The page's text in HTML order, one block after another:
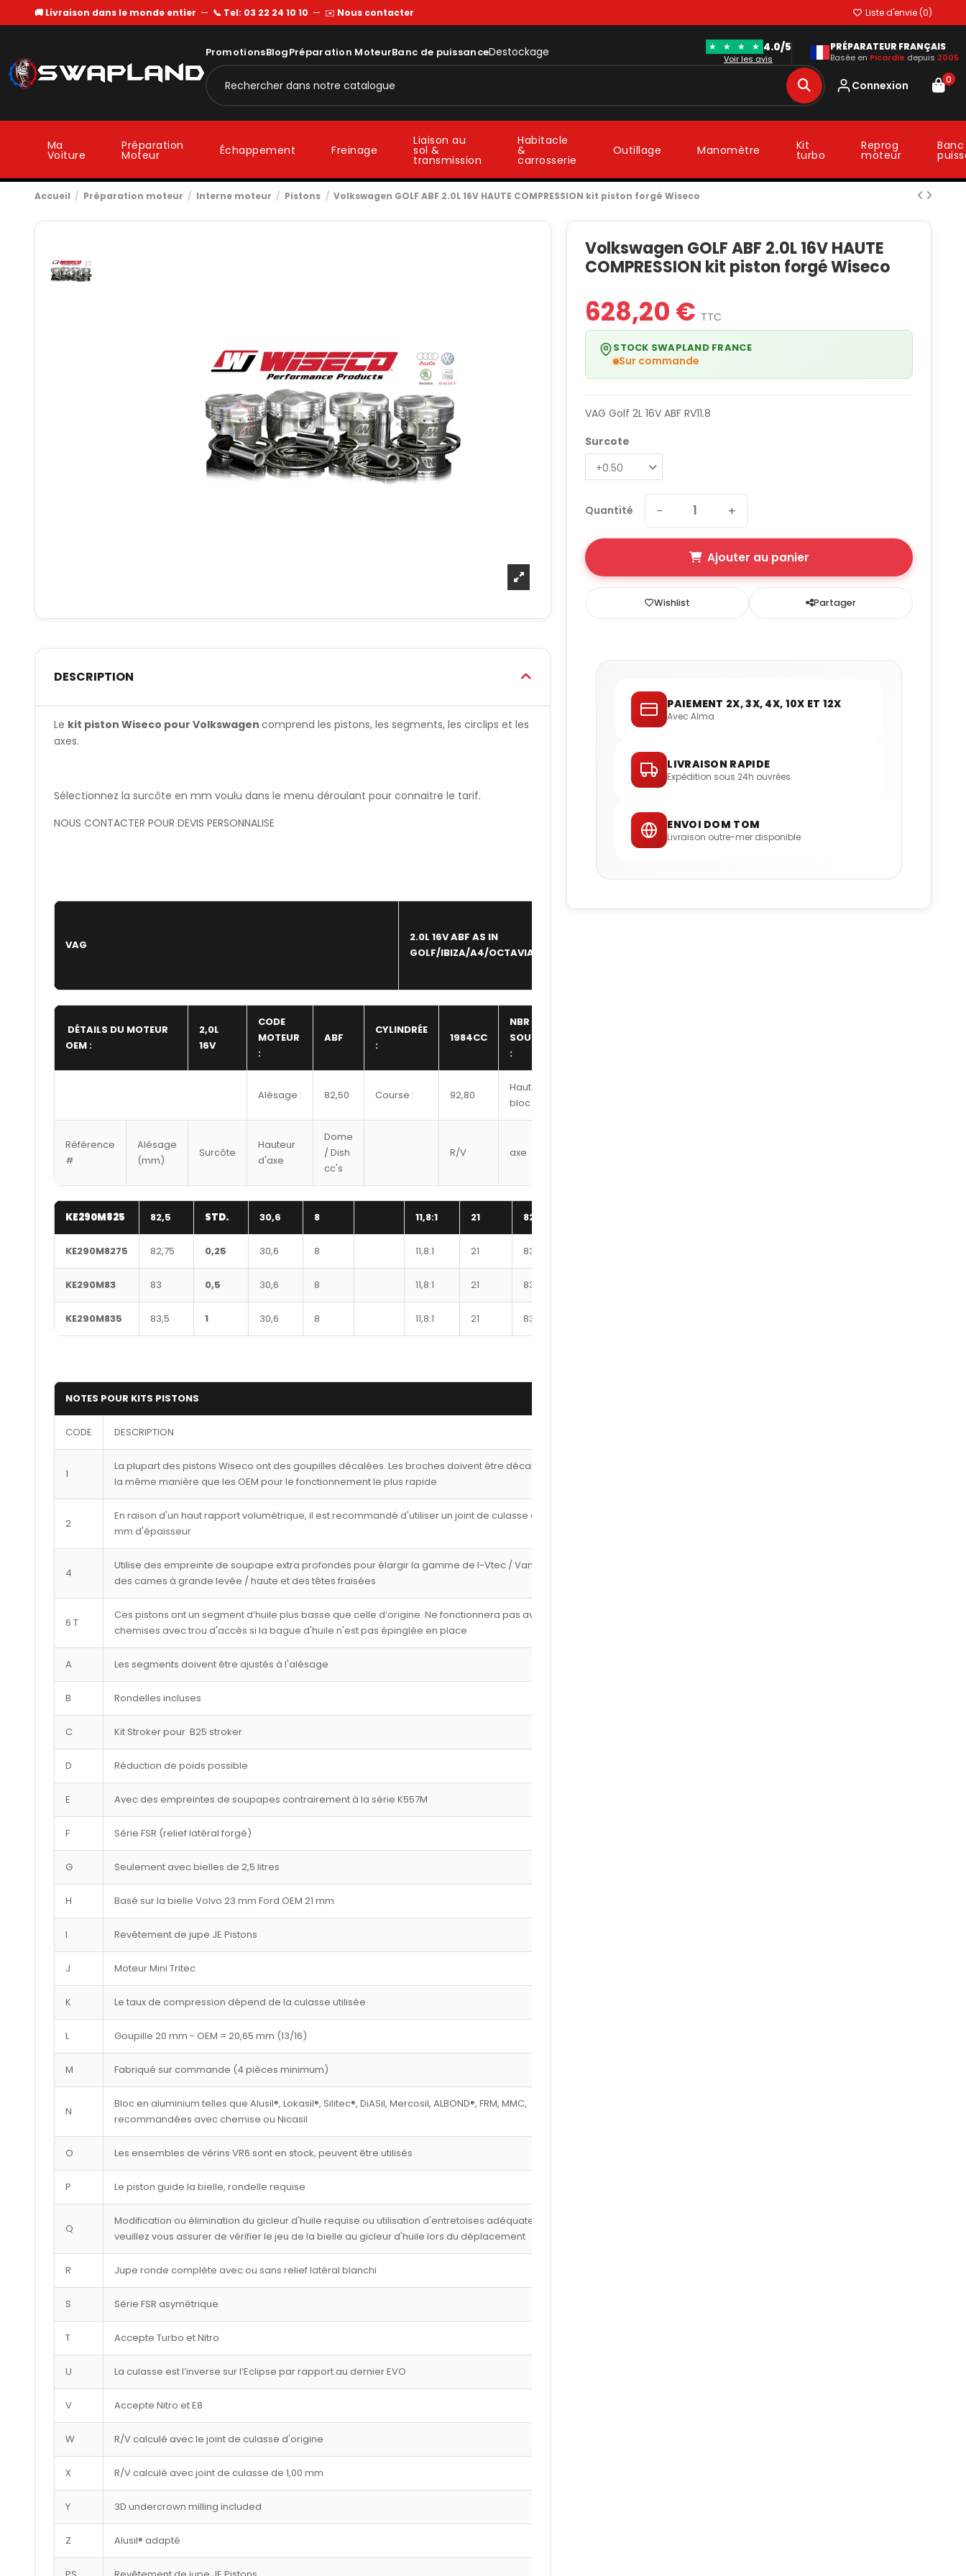
🚚 Livraison dans le monde entier — 📞 Tel: 03 22 24 10 10 — ✉️ Nous contacter Liste d'envie (0)
PromotionsBlogPréparation MoteurBanc de puissanceDestockage ★ ★ ★ ★ 4.0/5
Voir les avis
PRÉPARATEUR FRANÇAIS
Basée en Picardie depuis 2005
Connexion 0
Ma
Voiture
Préparation
Moteur Échappement Freinage
Liaison au
sol &
transmission
Habitacle
&
carrosserie
Outillage Manomètre Kit
turbo
Reprog
moteur
Accueil Préparation moteur Interne moteur Pistons Volkswagen GOLF ABF 2.0L 16V HAUTE COMPRESSION kit piston forgé Wiseco
DESCRIPTION
Le kit piston Wiseco pour Volkswagen comprend les pistons, les segments, les circlips et les
axes.
Sélectionnez la surcôte en mm voulu dans le menu déroulant pour connaitre le tarif.
NOUS CONTACTER POUR DEVIS PERSONNALISE
VAG
2.0L 16V ABF AS IN
GOLF/IBIZA/A4/OCTAVIA
DÉTAILS DU MOTEUR
OEM :
2,0L
16V
CODE
MOTEUR
:
ABF
CYLINDRÉE
:
1984CC
NBR
SOUPAPE
:
Alésage : 82,50 Course : 92,80
Hauteur
bloc :
Référence
#
Alésage
(mm)
Surcôte
Hauteur
d'axe
Dome
/ Dish
cc's
R/V axe
KE290M825 82,5 STD. 30,6 8 11,8:1 21 8250XX
KE290M8275 82,75 0,25 30,6 8 11,8:1 21 8300XX
KE290M83 83 0,5 30,6 8 11,8:1 21 8300XX
KE290M835 83,5 1 30,6 8 11,8:1 21 8350XX
NOTES POUR KITS PISTONS
CODE DESCRIPTION
1
La plupart des pistons Wiseco ont des goupilles décalées. Les broches doivent être décalées de
la même manière que les OEM pour le fonctionnement le plus rapide
2
En raison d'un haut rapport volumétrique, il est recommandé d'utiliser un joint de culasse de 1,00
mm d'épaisseur
4
Utilise des empreinte de soupape extra profondes pour élargir la gamme de I-Vtec / Vanos avec
des cames à grande levée / haute et des têtes fraisées
6 T
Ces pistons ont un segment d’huile plus basse que celle d’origine. Ne fonctionnera pas avec les
chemises avec trou d'accès si la bague d'huile n'est pas épinglée en place
A Les segments doivent être ajustés à l'alésage
B Rondelles incluses
C Kit Stroker pour B25 stroker
D Réduction de poids possible
E Avec des empreintes de soupapes contrairement à la série K557M
F Série FSR (relief latéral forgé)
G Seulement avec bielles de 2,5 litres
H Basé sur la bielle Volvo 23 mm Ford OEM 21 mm
I Revêtement de jupe JE Pistons
J Moteur Mini Tritec
K Le taux de compression dépend de la culasse utilisée
L Goupille 20 mm - OEM = 20,65 mm (13/16)
M Fabriqué sur commande (4 pièces minimum)
N
Bloc en aluminium telles que Alusil®, Lokasil®, Silitec®, DiASil, Mercosil, ALBOND®, FRM, MMC,
recommandées avec chemise ou Nicasil
O Les ensembles de vérins VR6 sont en stock, peuvent être utilisés
P Le piston guide la bielle, rondelle requise
Q
Modification ou élimination du gicleur d'huile requise ou utilisation d'entretoises adéquates,
veuillez vous assurer de vérifier le jeu de la bielle au gicleur d'huile lors du déplacement
R Jupe ronde complète avec ou sans relief latéral blanchi
S Série FSR asymétrique
T Accepte Turbo et Nitro
U La culasse est l’inverse sur l’Eclipse par rapport au dernier EVO
V Accepte Nitro et E8
W R/V calculé avec le joint de culasse d'origine
X R/V calculé avec joint de culasse de 1,00 mm
Y 3D undercrown milling included
Z Alusil® adapté
Volkswagen GOLF ABF 2.0L 16V HAUTE
COMPRESSION kit piston forgé Wiseco
628,20 € TTC
STOCK SWAPLAND FRANCE
Sur commande
VAG Golf 2L 16V ABF RV11.8
Surcote
Quantité − +
Ajouter au panier
Wishlist Partager
PAIEMENT 2X, 3X, 4X, 10X ET 12X
Avec Alma
LIVRAISON RAPIDE
Expédition sous 24h ouvrées
ENVOI DOM TOM
Livraison outre-mer disponible